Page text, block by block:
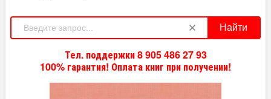
Найти
Тел. поддержки 8 905 486 27 93
100% гарантия! Оплата книг при получении!